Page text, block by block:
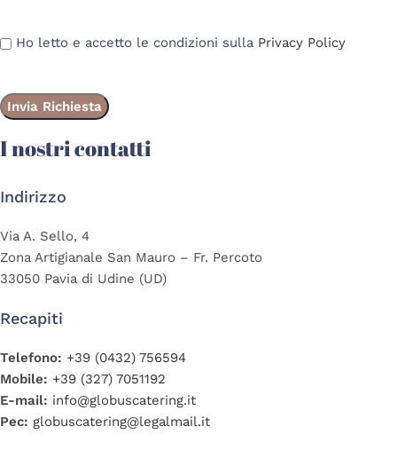
Ho letto e accetto le condizioni sulla Privacy Policy
I nostri contatti
Indirizzo
Via A. Sello, 4
Zona Artigianale San Mauro – Fr. Percoto
33050 Pavia di Udine (UD)
Recapiti
Telefono: +39 (0432) 756594
Mobile: +39 (327) 7051192
E-mail: info@globuscatering.it
Pec: globuscatering@legalmail.it